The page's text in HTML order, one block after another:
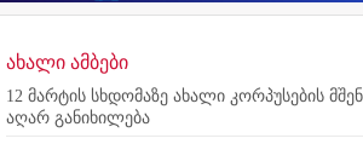
ახალი ამბები
12 მარტის სხდომაზე ახალი კორპუსების
აღარ განიხილება